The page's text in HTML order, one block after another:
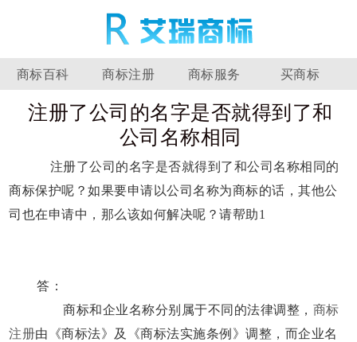
商标百科 商标注册 商标服务 买商标
注册了公司的名字是否就得到了和
公司名称相同
注册了公司的名字是否就得到了和公司名称相同的
商标保护呢？如果要申请以公司名称为商标的话，其他公
司也在申请中，那么该如何解决呢？请帮助1
答：
商标和企业名称分别属于不同的法律调整， 商标
注册由《商标法》及《商标法实施条例》调整，而企业名